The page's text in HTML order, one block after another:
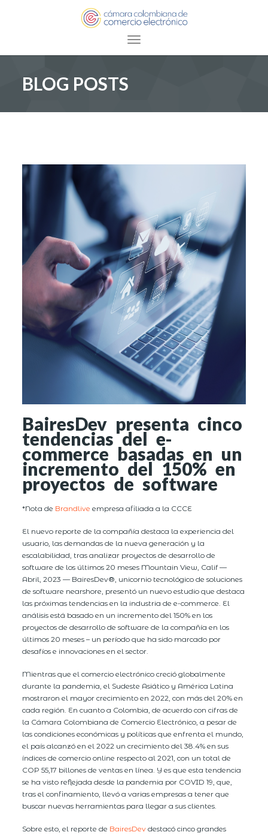
Toggle navigation
BLOG POSTS
BairesDev presenta cinco
tendencias del e-
commerce basadas en un
incremento del 150% en
proyectos de software
*Nota de Brandlive empresa afiliada a la CCCE
El nuevo reporte de la compañía destaca la experiencia del
usuario, las demandas de la nueva generación y la
escalabilidad, tras analizar proyectos de desarrollo de
software de los últimos 20 meses Mountain View, Calif —
Abril, 2023 — BairesDev®, unicornio tecnológico de soluciones
de software nearshore, presentó un nuevo estudio que destaca
las próximas tendencias en la industria de e-commerce. El
análisis está basado en un incremento del 150% en los
proyectos de desarrollo de software de la compañía en los
últimos 20 meses – un período que ha sido marcado por
desafíos e innovaciones en el sector.
Mientras que el comercio electrónico creció globalmente
durante la pandemia, el Sudeste Asiático y América Latina
mostraron el mayor crecimiento en 2022, con más del 20% en
cada región. En cuanto a Colombia, de acuerdo con cifras de
la Cámara Colombiana de Comercio Electrónico, a pesar de
las condiciones económicas y políticas que enfrenta el mundo,
el país alcanzó en el 2022 un crecimiento del 38.4% en sus
índices de comercio online respecto al 2021, con un total de
COP 55,17 billones de ventas en línea. Y es que esta tendencia
se ha visto reflejada desde la pandemia por COVID 19, que,
tras el confinamiento, llevó a varias empresas a tener que
buscar nuevas herramientas para llegar a sus clientes.
Sobre esto, el reporte de BairesDev destacó cinco grandes